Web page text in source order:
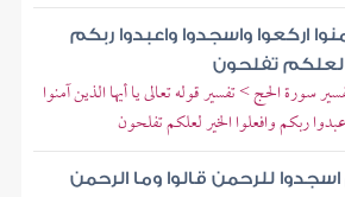
اركعوا واسجدوا واعبدوا ربكم
لعلكم تفلحون
سورة الحج > تفسير قوله تعالى يا أيها الذين آمنوا
ربكم وافعلوا الخير لعلكم تفلحون
للرحمن قالوا وما الرحمن